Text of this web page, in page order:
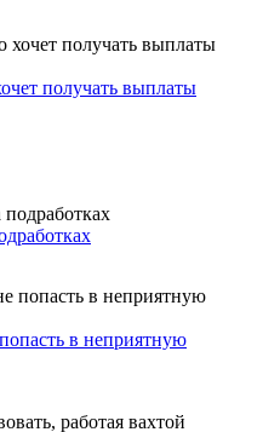
получать выплаты
в неприятную